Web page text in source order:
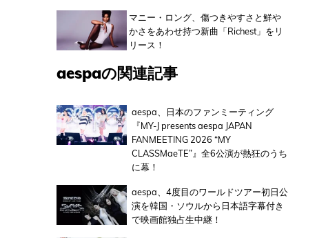
マニー・ロング、傷つきやすさと鮮や
かさをあわせ持つ新曲「Richest」をリ
リース！
aespaの関連記事
aespa、日本のファンミーティング
『MY-J presents aespa JAPAN
FANMEETING 2026 “MY
CLASSMaeTE”』全6公演が熱狂のうち
に幕！
aespa、4度目のワールドツアー初日公
演を韓国・ソウルから日本語字幕付き
で映画館独占生中継！